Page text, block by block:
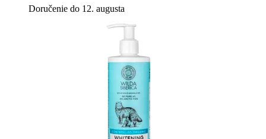
Doručenie do 12. augusta